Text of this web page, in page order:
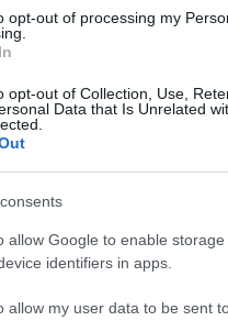
opt-out of processing my
opt-out of Collection, Use,
Data that Is Unrelated
allow Google to enable
identifiers in apps.
allow my user data to be sent
postale.
San Giovanni,
in via Taranto, dopo
gli agenti sono
straniero all’atto del
bloccato e
SANITARI IN